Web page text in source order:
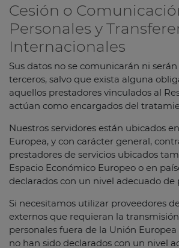
Cesión o
Personales y
Internacionales
Sus datos no se comunicarán ni
terceros, salvo que exista alguna
aquellos prestadores vinculados al
actúan como encargados del
​Nuestros servidores están ubicados
Europea, y con carácter general,
prestadores de servicios ubicados
Espacio Económico Europeo o en
declarados con un nivel adecuado de
Si necesitamos utilizar proveedores
externos que requieran la
personales fuera ​de ​la Unión
no han sido declarados con un nivel